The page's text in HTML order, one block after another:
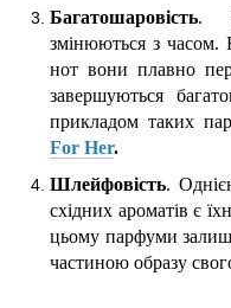
Багатошаровість.
змінюються з часом.
нот вони плавно
завершуються
прикладом таких
For Her.
Шлейфовість.
східних ароматів є
цьому парфуми
частиною образу